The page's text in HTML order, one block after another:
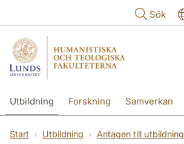
Sök
Utbildning Forskning Samverkan
Start Utbildning
Antagen till utbildning